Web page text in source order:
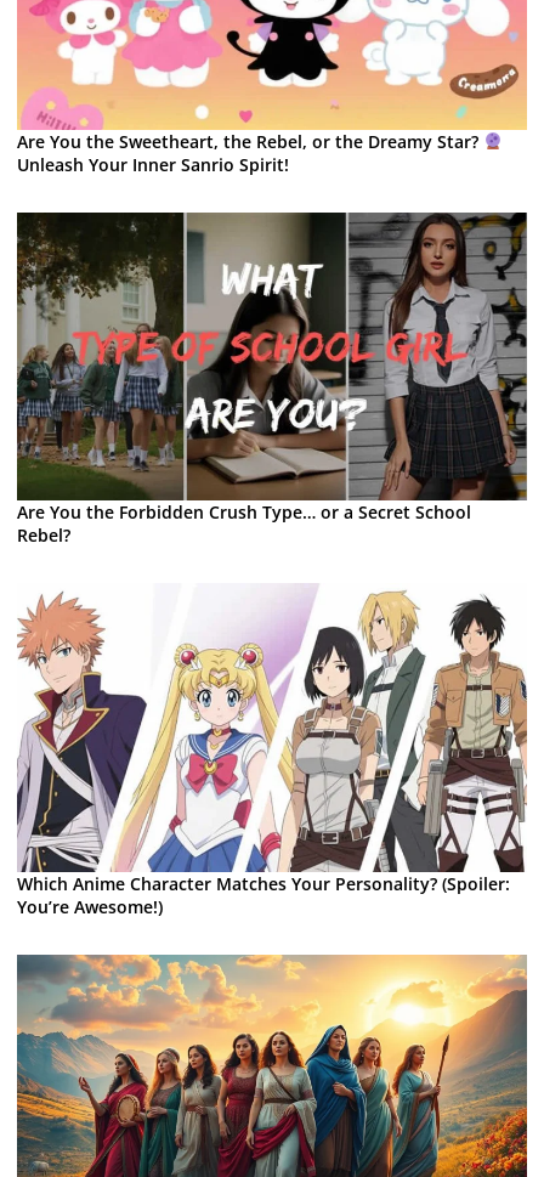
Are You the Sweetheart, the Rebel, or the Dreamy Star?
Unleash Your Inner Sanrio Spirit!
Are You the Forbidden Crush Type… or a Secret School
Rebel?
Which Anime Character Matches Your Personality? (Spoiler:
You’re Awesome!)